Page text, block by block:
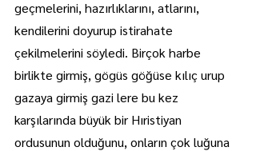
geçmelerini, hazırlıklarını, atlarını,
kendilerini doyurup istirahate
çekilmelerini söyledi. Birçok harbe
birlikte girmiş, gögüs göğüse kılıç urup
gazaya girmiş gazi lere bu kez
karşılarında büyük bir Hıristiyan
ordusunun olduğunu, onların çok luğuna